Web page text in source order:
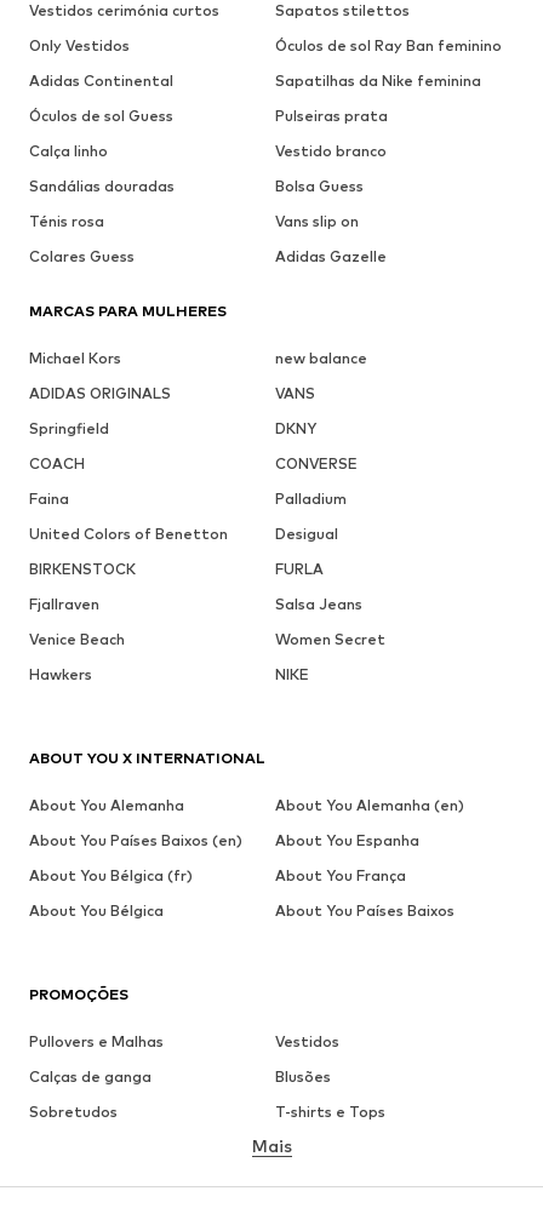
Vestidos cerimónia curtos
Sapatos stilettos
Only Vestidos
Óculos de sol Ray Ban feminino
Adidas Continental
Sapatilhas da Nike feminina
Óculos de sol Guess
Pulseiras prata
Calça linho
Vestido branco
Sandálias douradas
Bolsa Guess
Ténis rosa
Vans slip on
Colares Guess
Adidas Gazelle
MARCAS PARA MULHERES
Michael Kors
new balance
ADIDAS ORIGINALS
VANS
Springfield
DKNY
COACH
CONVERSE
Faina
Palladium
United Colors of Benetton
Desigual
BIRKENSTOCK
FURLA
Fjallraven
Salsa Jeans
Venice Beach
Women Secret
Hawkers
NIKE
PROMOÇÕES
Pullovers e Malhas
Vestidos
Calças de ganga
Blusões
Sobretudos
T-shirts e Tops
Roupa interior
Saias
Blusas e Túnicas
Mais
ABOUT YOU X INTERNATIONAL
About You Alemanha
About You Alemanha (en)
About You Países Baixos (en)
About You Espanha
About You Bélgica (fr)
About You França
About You Bélgica
About You Países Baixos